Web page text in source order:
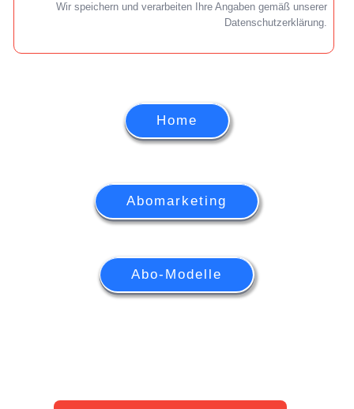
Wir speichern und verarbeiten Ihre Angaben gemäß unserer
Datenschutzerklärung.
Home
Abomarketing
Abo-Modelle